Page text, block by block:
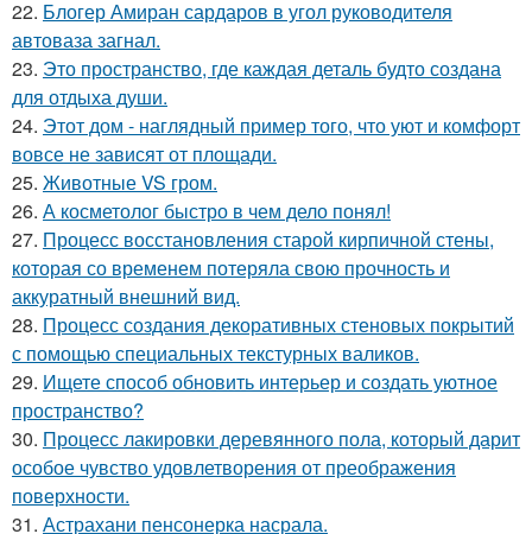
22. Блогер Амиран сардаров в угол руководителя
автоваза загнал.
23. Это пространство, где каждая деталь будто создана
для отдыха души.
24. Этот дом - наглядный пример того, что уют и комфорт
вовсе не зависят от площади.
25. Животные VS гром.
26. А косметолог быстро в чем дело понял!
27. Процесс восстановления старой кирпичной стены,
которая со временем потеряла свою прочность и
аккуратный внешний вид.
28. Процесс создания декоративных стеновых покрытий
с помощью специальных текстурных валиков.
29. Ищете способ обновить интерьер и создать уютное
пространство?
30. Процесс лакировки деревянного пола, который дарит
особое чувство удовлетворения от преображения
поверхности.
31. Астрахани пенсонерка насрала.